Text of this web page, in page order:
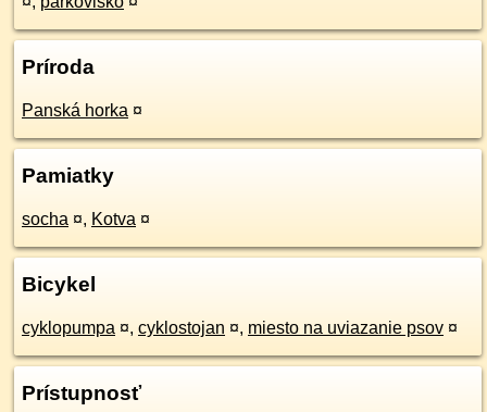
Príroda
Panská horka ¤
Pamiatky
socha ¤, Kotva ¤
Bicykel
cyklopumpa ¤, cyklostojan ¤, miesto na uviazanie psov ¤
Prístupnosť